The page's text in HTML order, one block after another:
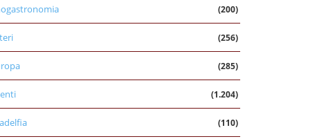
(200)
(256)
(285)
(1.204)
(110)